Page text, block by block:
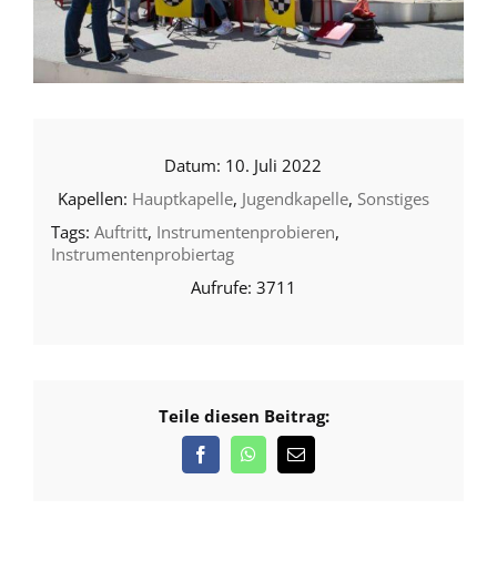
10. Juli 2022
Hauptkapelle, Jugendkapelle, Sonstiges
Auftritt, Instrumentenprobieren,
Instrumentenprobiertag
3711
Teile diesen Beitrag: